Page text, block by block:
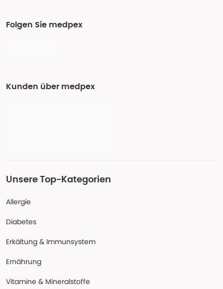
Folgen Sie medpex
Kunden über medpex
Unsere Top-Kategorien
Allergie
Diabetes
Erkältung & Immunsystem
Ernährung
Vitamine & Mineralstoffe